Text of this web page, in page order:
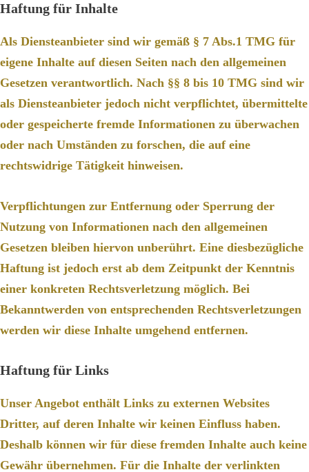
Haftung für Inhalte
Als Diensteanbieter sind wir gemäß § 7 Abs.1 TMG für
eigene Inhalte auf diesen Seiten nach den allgemeinen
Gesetzen verantwortlich. Nach §§ 8 bis 10 TMG sind wir
als Diensteanbieter jedoch nicht verpflichtet, übermittelte
oder gespeicherte fremde Informationen zu überwachen
oder nach Umständen zu forschen, die auf eine
rechtswidrige Tätigkeit hinweisen.
Verpflichtungen zur Entfernung oder Sperrung der
Nutzung von Informationen nach den allgemeinen
Gesetzen bleiben hiervon unberührt. Eine diesbezügliche
Haftung ist jedoch erst ab dem Zeitpunkt der Kenntnis
einer konkreten Rechtsverletzung möglich. Bei
Bekanntwerden von entsprechenden Rechtsverletzungen
werden wir diese Inhalte umgehend entfernen.
Haftung für Links
Unser Angebot enthält Links zu externen Websites
Dritter, auf deren Inhalte wir keinen Einfluss haben.
Deshalb können wir für diese fremden Inhalte auch keine
Gewähr übernehmen. Für die Inhalte der verlinkten